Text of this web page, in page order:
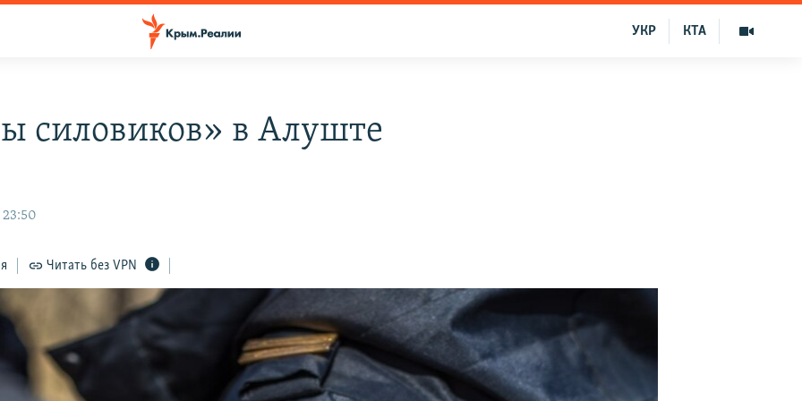
КТА
УКР
силовиков» в Алуште
23:50
Читать без VPN